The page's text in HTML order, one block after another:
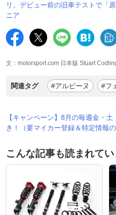
リ。デビュー前の旧車テストで「
ニア
文：motorsport.com 日本版 Stuart
関連タグ #アルピーヌ #フ
【キャンペーン】8月の毎週金・
き！（要マイカー登録＆特定情報の
こんな記事も読まれて